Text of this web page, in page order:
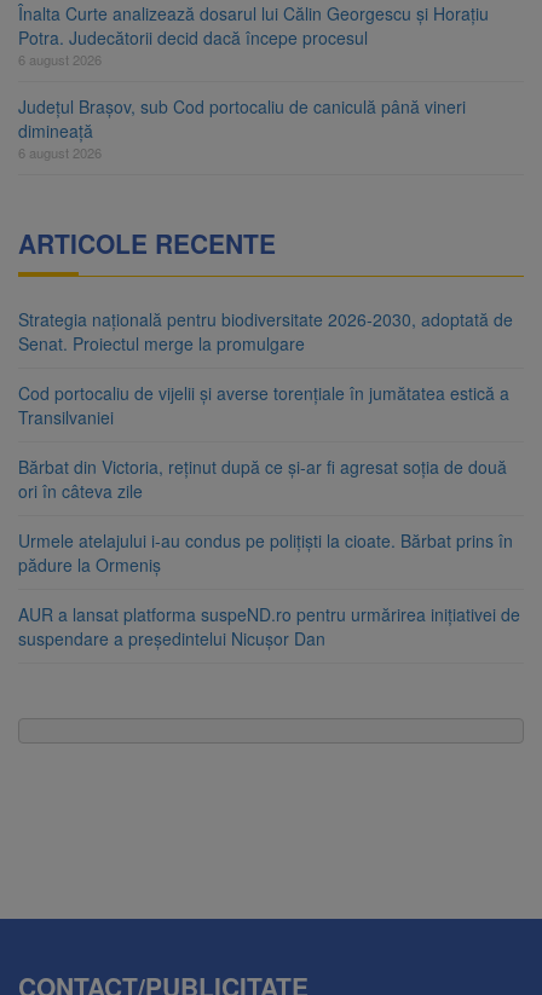
Înalta Curte analizează dosarul lui Călin Georgescu și Horațiu
Potra. Judecătorii decid dacă începe procesul
6 august 2026
Județul Brașov, sub Cod portocaliu de caniculă până vineri
dimineață
6 august 2026
ARTICOLE RECENTE
Strategia națională pentru biodiversitate 2026-2030, adoptată de
Senat. Proiectul merge la promulgare
Cod portocaliu de vijelii și averse torențiale în jumătatea estică a
Transilvaniei
Bărbat din Victoria, reținut după ce și-ar fi agresat soția de două
ori în câteva zile
Urmele atelajului i-au condus pe polițiști la cioate. Bărbat prins în
pădure la Ormeniș
AUR a lansat platforma suspeND.ro pentru urmărirea inițiativei de
suspendare a președintelui Nicușor Dan
CONTACT/PUBLICITATE